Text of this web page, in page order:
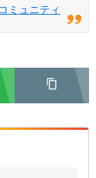
ミュニティ